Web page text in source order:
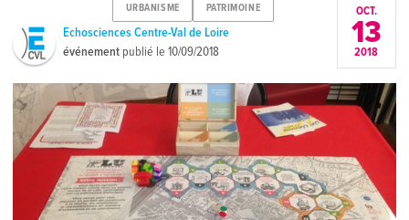
URBANISME PATRIMOINE
Echosciences Centre-Val de Loire
événement publié le10/09/2018
OCT.
13
2018